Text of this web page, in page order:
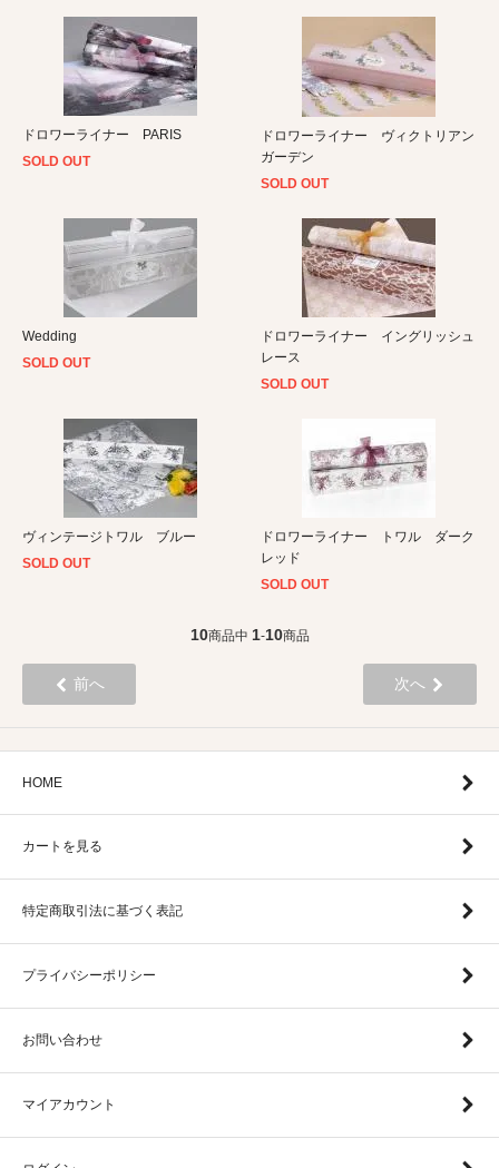
ドロワーライナー PARIS
SOLD OUT
ドロワーライナー ヴィクトリアン
ガーデン
SOLD OUT
Wedding
SOLD OUT
ドロワーライナー イングリッシュ
レース
SOLD OUT
ヴィンテージトワル ブルー
SOLD OUT
ドロワーライナー トワル ダーク
レッド
SOLD OUT
10商品中 1-10商品
前へ 次へ
HOME
カートを見る
特定商取引法に基づく表記
プライバシーポリシー
お問い合わせ
マイアカウント